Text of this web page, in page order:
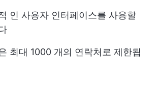
인 사용자 인터페이스를 사용할
최대 1000 개의 연락처로 제한됩